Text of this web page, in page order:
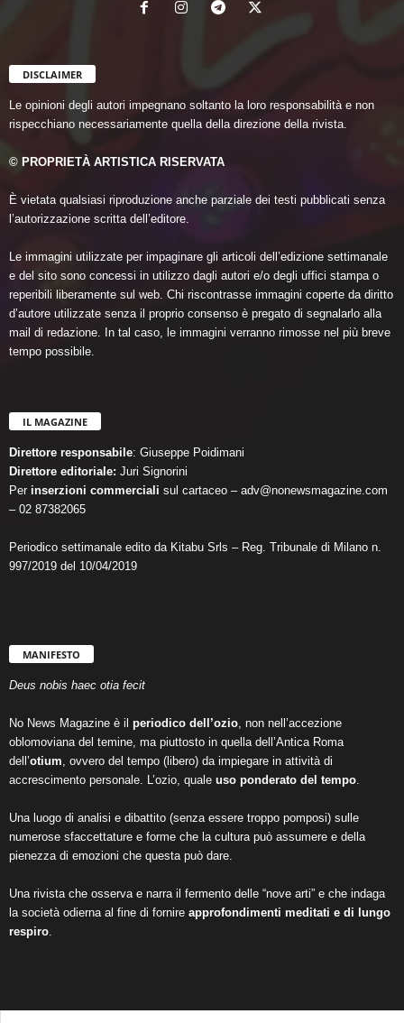
DISCLAIMER
Le opinioni degli autori impegnano soltanto la loro responsabilità e non
rispecchiano necessariamente quella della direzione della rivista.
© PROPRIETÀ ARTISTICA RISERVATA
È vietata qualsiasi riproduzione anche parziale dei testi pubblicati senza
l’autorizzazione scritta dell’editore.
Le immagini utilizzate per impaginare gli articoli dell’edizione settimanale
e del sito sono concessi in utilizzo dagli autori e/o degli uffici stampa o
reperibili liberamente sul web. Chi riscontrasse immagini coperte da diritto
d’autore utilizzate senza il proprio consenso è pregato di segnalarlo alla
mail di redazione. In tal caso, le immagini verranno rimosse nel più breve
tempo possibile.
IL MAGAZINE
Direttore responsabile: Giuseppe Poidimani
Direttore editoriale: Juri Signorini
Per inserzioni commerciali sul cartaceo – adv@nonewsmagazine.com
– 02 87382065
Periodico settimanale edito da Kitabu Srls – Reg. Tribunale di Milano n.
997/2019 del 10/04/2019
MANIFESTO
Deus nobis haec otia fecit
No News Magazine è il periodico dell’ozio , non nell’accezione
oblomoviana del temine, ma piuttosto in quella dell’Antica Roma
dell’otium , ovvero del tempo (libero) da impiegare in attività di
accrescimento personale. L’ozio, quale uso ponderato del tempo
Una luogo di analisi e dibattito (senza essere troppo pomposi) sulle
numerose sfaccettature e forme che la cultura può assumere e della
pienezza di emozioni che questa può dare.
Una rivista che osserva e narra il fermento delle “nove arti” e che indaga
la società odierna al fine di fornire approfondimenti meditati e di lungo
respiro